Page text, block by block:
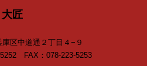
匠
区中道通２丁目４−９
FAX：078-223-5253